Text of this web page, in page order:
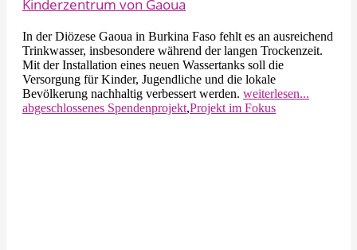
Kinderzentrum von Gaoua
In der Diözese Gaoua in Burkina Faso fehlt es an ausreichend
Trinkwasser, insbesondere während der langen Trockenzeit.
Mit der Installation eines neuen Wassertanks soll die
Versorgung für Kinder, Jugendliche und die lokale
Bevölkerung nachhaltig verbessert werden. weiterlesen...
abgeschlossenes Spendenprojekt,Projekt im Fokus